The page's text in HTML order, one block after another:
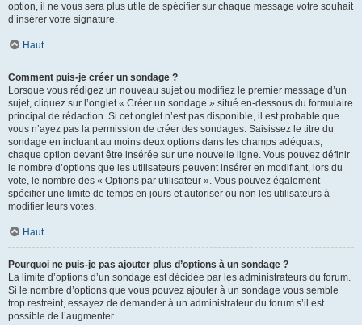
option, il ne vous sera plus utile de spécifier sur chaque message votre souhait
d’insérer votre signature.
Haut
Comment puis-je créer un sondage ?
Lorsque vous rédigez un nouveau sujet ou modifiez le premier message d’un
sujet, cliquez sur l’onglet « Créer un sondage » situé en-dessous du formulaire
principal de rédaction. Si cet onglet n’est pas disponible, il est probable que
vous n’ayez pas la permission de créer des sondages. Saisissez le titre du
sondage en incluant au moins deux options dans les champs adéquats,
chaque option devant être insérée sur une nouvelle ligne. Vous pouvez définir
le nombre d’options que les utilisateurs peuvent insérer en modifiant, lors du
vote, le nombre des « Options par utilisateur ». Vous pouvez également
spécifier une limite de temps en jours et autoriser ou non les utilisateurs à
modifier leurs votes.
Haut
Pourquoi ne puis-je pas ajouter plus d’options à un sondage ?
La limite d’options d’un sondage est décidée par les administrateurs du forum.
Si le nombre d’options que vous pouvez ajouter à un sondage vous semble
trop restreint, essayez de demander à un administrateur du forum s’il est
possible de l’augmenter.